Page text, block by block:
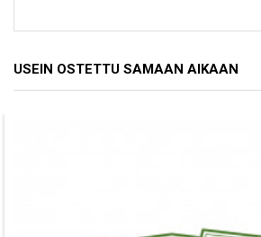
USEIN OSTETTU SAMAAN AIKAAN